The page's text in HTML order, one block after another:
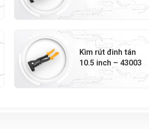
Kìm rút đinh tán
10.5 inch – 43003